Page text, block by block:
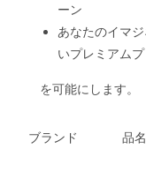
ーン
あなたのイマ
いプレミアム
を可能にします。
ブランド 品名